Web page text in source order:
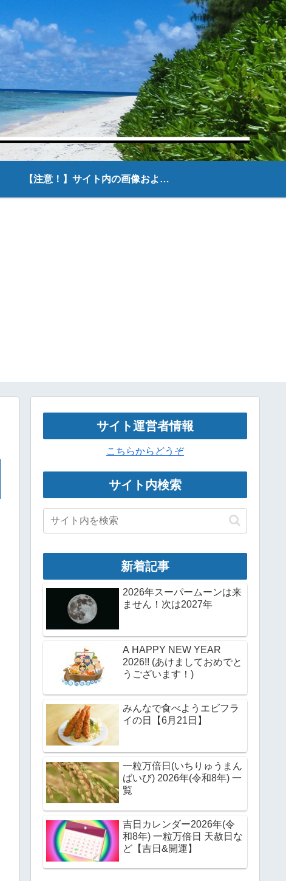
【注意！】サイト内の画像および文章について
サイト運営者情報
こちらからどうぞ
サイト内検索
新着記事
2026年スーパームーンは来
ません！次は2027年
A HAPPY NEW YEAR
2026!! (あけましておめでと
うございます！)
みんなで食べようエビフラ
イの日【6月21日】
一粒万倍日(いちりゅうまん
ばいび) 2026年(令和8年) 一
覧
吉日カレンダー2026年(令
和8年) 一粒万倍日 天赦日な
ど【吉日&開運】